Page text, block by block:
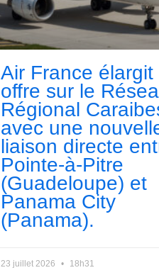
Air France élargit
offre sur le
Régional
avec une
liaison directe
Pointe-à-Pitre
(Guadeloupe) et
Panama City
(Panama).
23 juillet 2026 18h31